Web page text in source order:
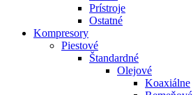
Prístroje
Ostatné
Kompresory
Piestové
Štandardné
Olejové
Koaxiálne